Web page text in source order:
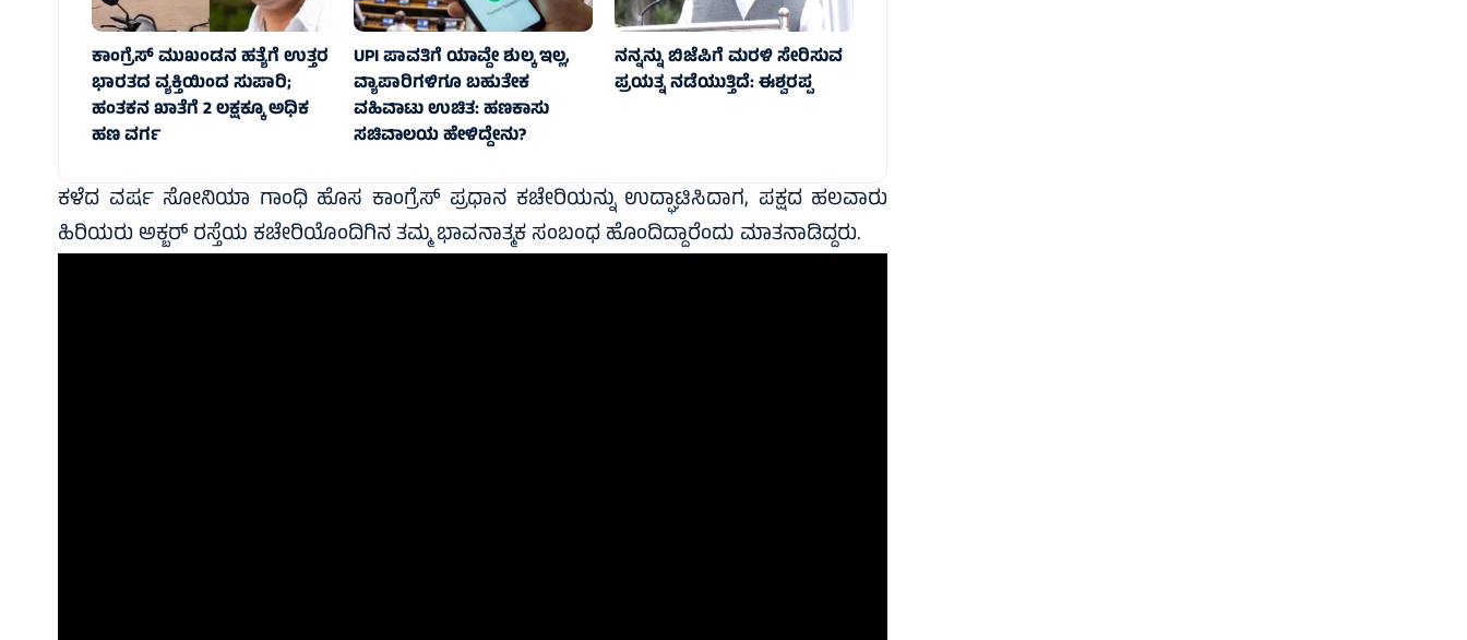
ಕಾಂಗ್ರೆಸ್‌ ಮುಖಂಡನ ಹತ್ಯೆಗೆ ಉತ್ತರ
ಭಾರತದ ವ್ಯಕ್ತಿಯಿಂದ ಸುಪಾರಿ;
ಹಂತಕನ ಖಾತೆಗೆ 2 ಲಕ್ಷಕ್ಕೂ ಅಧಿಕ
ಹಣ ವರ್ಗ
UPI ಪಾವತಿಗೆ ಯಾವ್ದೇ ಶುಲ್ಕ ಇಲ್ಲ,
ವ್ಯಾಪಾರಿಗಳಿಗೂ ಬಹುತೇಕ
ವಹಿವಾಟು ಉಚಿತ: ಹಣಕಾಸು
ಸಚಿವಾಲಯ ಹೇಳಿದ್ದೇನು?
ನನ್ನನ್ನು ಬಿಜೆಪಿಗೆ ಮರಳಿ ಸೇರಿಸುವ
ಪ್ರಯತ್ನ ನಡೆಯುತ್ತಿದೆ: ಈಶ್ವರಪ್ಪ
ಕಳೆದ ವರ್ಷ ಸೋನಿಯಾ ಗಾಂಧಿ ಹೊಸ ಕಾಂಗ್ರೆಸ್ ಪ್ರಧಾನ ಕಚೇರಿಯನ್ನು ಉದ್ಘಾಟಿಸಿದಾಗ, ಪಕ್ಷದ ಹಲವಾರು
ಹಿರಿಯರು ಅಕ್ಬರ್ ರಸ್ತೆಯ ಕಚೇರಿಯೊಂದಿಗಿನ ತಮ್ಮ ಭಾವನಾತ್ಮಕ ಸಂಬಂಧ ಹೊಂದಿದ್ದಾರೆಂದು ಮಾತನಾಡಿದ್ದರು.